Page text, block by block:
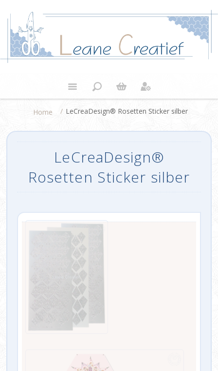
Home / LeCreaDesign® Rosetten Sticker silber
LeCreaDesign®
Rosetten Sticker silber